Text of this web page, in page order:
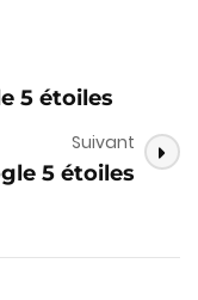
5 étoiles
Suivant
5 étoiles